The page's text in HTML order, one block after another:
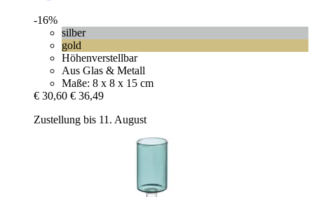
-16%
silber
gold
Höhenverstellbar
Aus Glas & Metall
Maße: 8 x 8 x 15 cm
€ 30,60 € 36,49
Zustellung bis 11. August